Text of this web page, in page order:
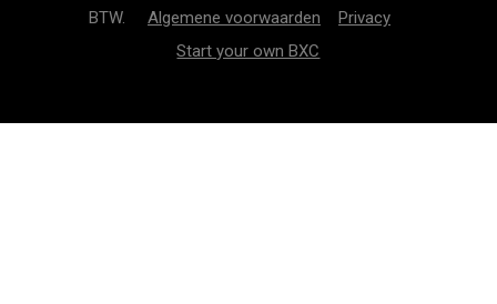
BTW. Algemene voorwaarden
Privacy
Start your own BXC